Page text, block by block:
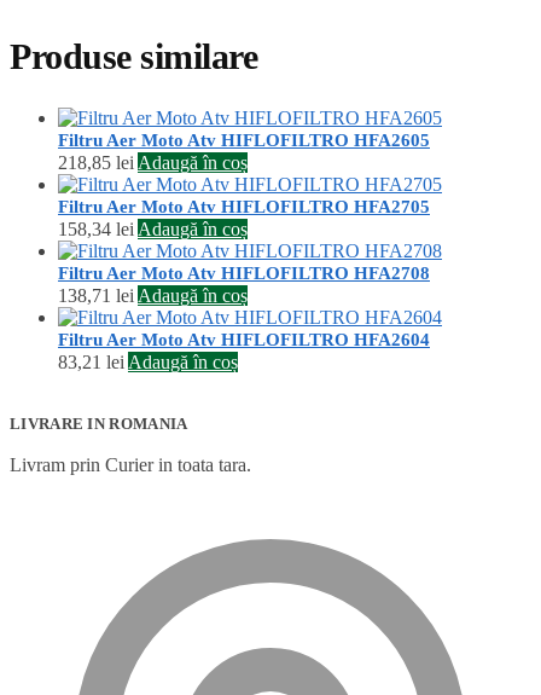
Produse similare
Filtru Aer Moto Atv HIFLOFILTRO HFA2605
218,85 leiAdaugă în coș
Filtru Aer Moto Atv HIFLOFILTRO HFA2705
158,34 leiAdaugă în coș
Filtru Aer Moto Atv HIFLOFILTRO HFA2708
138,71 leiAdaugă în coș
Filtru Aer Moto Atv HIFLOFILTRO HFA2604
83,21 leiAdaugă în coș
LIVRARE IN ROMANIA
Livram prin Curier in toata tara.